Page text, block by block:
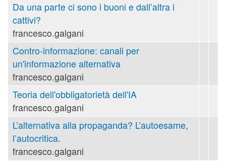
Da una parte ci sono i buoni e dall’altra i
cattivi?
francesco.galgani
Contro-informazione: canali per
un'informazione alternativa
francesco.galgani
Teoria dell'obbligatorietà dell'IA
francesco.galgani
L’alternativa alla propaganda? L’autoesame,
l’autocritica.
francesco.galgani